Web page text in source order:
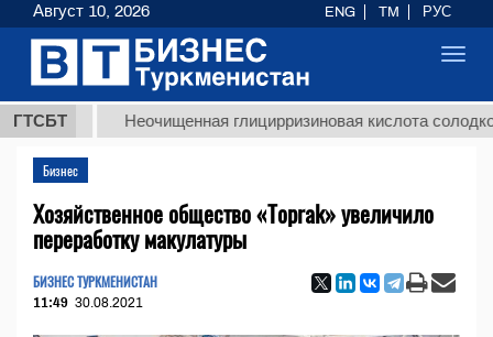
ГТСБТНеочищенная глицирризиновая кислота солодкового
Бизнес
Хозяйственное общество «Toprak» увеличило
переработку макулатуры
БИЗНЕС ТУРКМЕНИСТАН
11:49 30.08.2021
Август 10, 2026 ENG TM РУС